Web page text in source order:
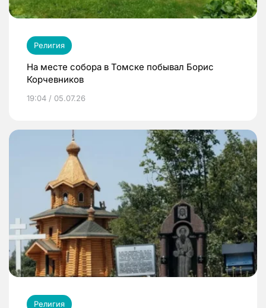
Религия
На месте собора в Томске побывал Борис
Корчевников
19:04 / 05.07.26
Религия